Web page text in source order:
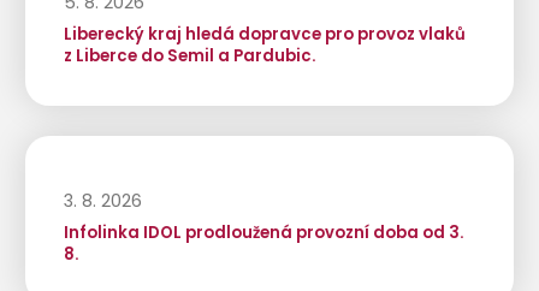
Liberecký kraj hledá dopravce pro provoz vlaků
z Liberce do Semil a Pardubic.
3. 8. 2026
Infolinka IDOL prodloužená provozní doba od 3.
8.